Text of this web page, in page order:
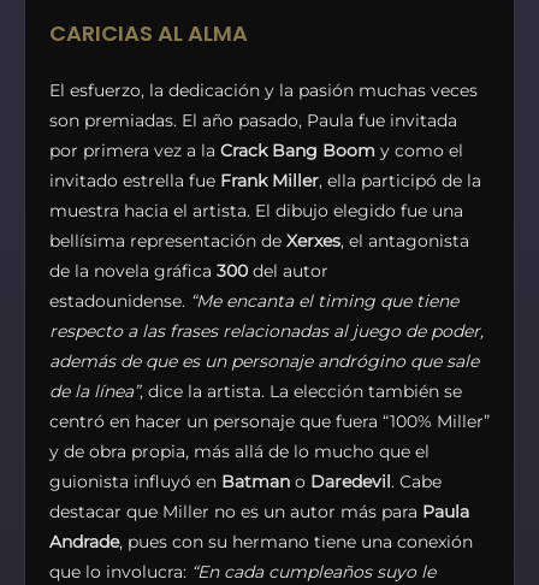
CARICIAS AL ALMA
El esfuerzo, la dedicación y la pasión muchas veces
son premiadas. El año pasado, Paula fue invitada
por primera vez a la Crack Bang Boom y como el
invitado estrella fue Frank Miller, ella participó de la
muestra hacia el artista. El dibujo elegido fue una
bellísima representación de Xerxes, el antagonista
de la novela gráfica 300 del autor
estadounidense. “Me encanta el timing que tiene
respecto a las frases relacionadas al juego de poder,
además de que es un personaje andrógino que sale
de la línea”, dice la artista. La elección también se
centró en hacer un personaje que fuera “100% Miller”
y de obra propia, más allá de lo mucho que el
guionista influyó en Batman o Daredevil. Cabe
destacar que Miller no es un autor más para Paula
Andrade, pues con su hermano tiene una conexión
que lo involucra: “En cada cumpleaños suyo le